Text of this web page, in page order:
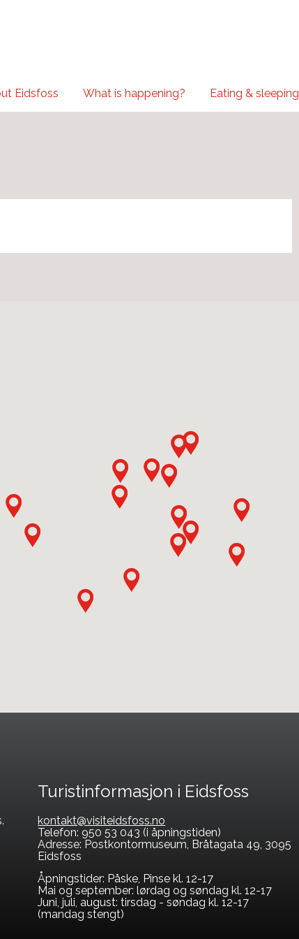
Eidsfoss What is happening? Eating & sleeping
Turistinformasjon i Eidsfoss
kontakt@visiteidsfoss.no
Telefon: 950 53 043 (i åpningstiden)
Adresse: Postkontormuseum, Bråtagata 49, 3095
Eidsfoss
Åpningstider: Påske, Pinse kl. 12-17
Mai og september: lørdag og søndag kl. 12-17
Juni, juli, august: tirsdag - søndag kl. 12-17
(mandag stengt)